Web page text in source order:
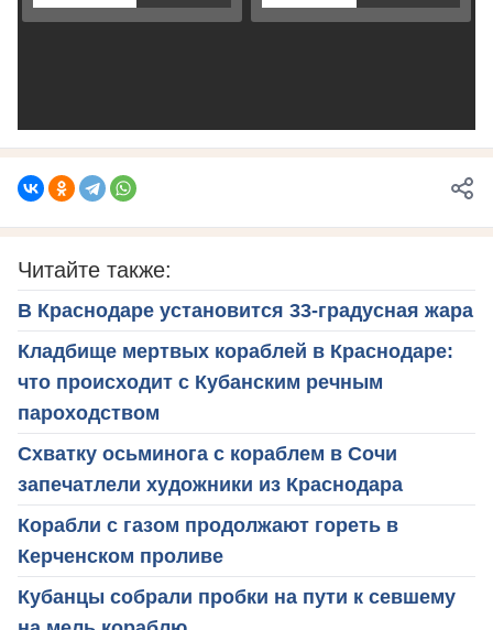
Читайте также:
В Краснодаре установится 33-градусная жара
Кладбище мертвых кораблей в Краснодаре:
что происходит с Кубанским речным
пароходством
Схватку осьминога с кораблем в Сочи
запечатлели художники из Краснодара
Корабли с газом продолжают гореть в
Керченском проливе
Кубанцы собрали пробки на пути к севшему